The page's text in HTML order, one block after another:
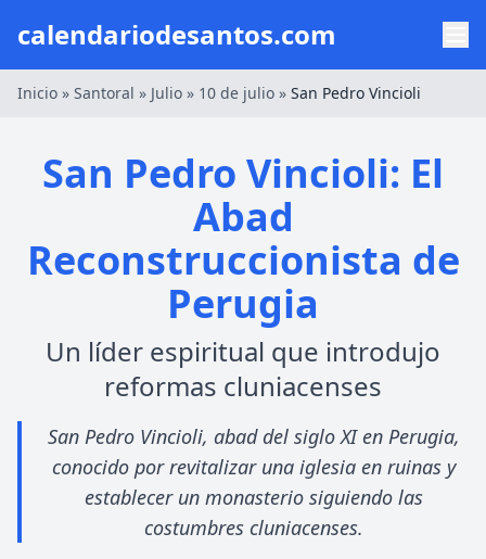
calendariodesantos.com
Inicio » Santoral » Julio » 10 de julio » San Pedro Vincioli
San Pedro Vincioli: El
Abad
Reconstruccionista de
Perugia
Un líder espiritual que introdujo
reformas cluniacenses
San Pedro Vincioli, abad del siglo XI en Perugia,
conocido por revitalizar una iglesia en ruinas y
establecer un monasterio siguiendo las
costumbres cluniacenses.